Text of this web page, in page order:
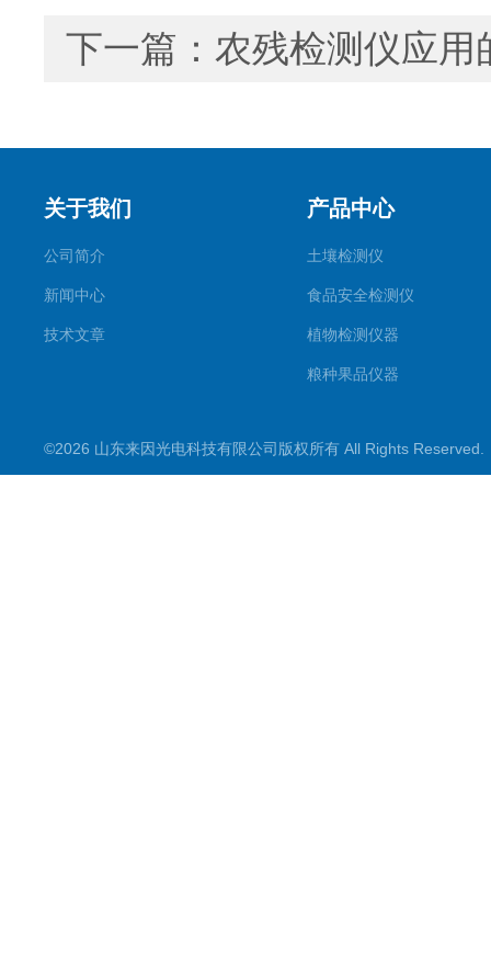
下一篇： 农残检测仪应用
关于我们
公司简介
新闻中心
技术文章
产品中心
土壤检测仪
食品安全检测仪
植物检测仪器
粮种果品仪器
水质检测仪
©2026 山东来因光电科技有限公司版权所有 All Rights